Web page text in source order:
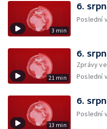
3 min
6.
Poslední
21 min
6.
Zprávy
Poslední
13 min
6.
Poslední